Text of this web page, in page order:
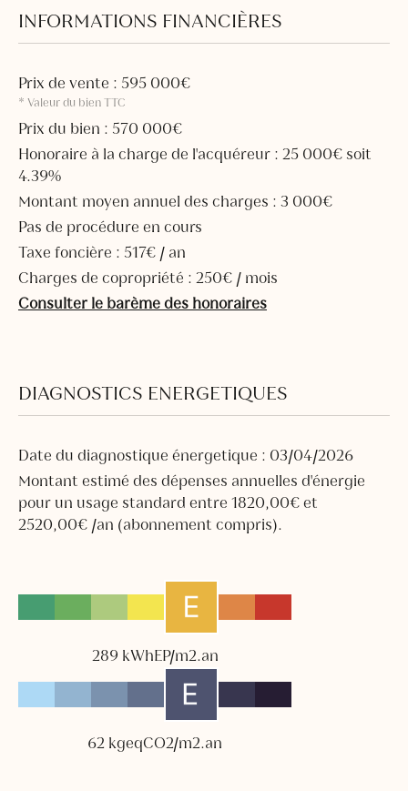
INFORMATIONS FINANCIÈRES
Prix de vente : 595 000€
* Valeur du bien TTC
Prix du bien : 570 000€
Honoraire à la charge de l'acquéreur : 25 000€ soit
4.39%
Montant moyen annuel des charges : 3 000€
Pas de procédure en cours
Taxe foncière : 517€ / an
Charges de copropriété : 250€ / mois
Consulter le barème des honoraires
DIAGNOSTICS ENERGETIQUES
Date du diagnostique énergetique : 03/04/2026
Montant estimé des dépenses annuelles d'énergie
pour un usage standard entre 1820,00€ et
2520,00€ /an (abonnement compris).
289 kWhEP/m2.an
62 kgeqCO2/m2.an